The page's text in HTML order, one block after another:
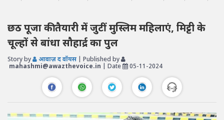
छठ पूजा की तैयारी में जुटीं मुस्लिम महिलाएं, मिट्टी के
चूल्हों से बांधा सौहार्द्र का पुल
Story by आवाज़ द वॉयस
| Published by
mahashmi@awazthevoice.in | Date 05-11-2024